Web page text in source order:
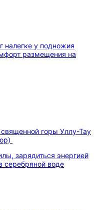
горы Уллу-Тау
зарядиться энергией
серебряной воде